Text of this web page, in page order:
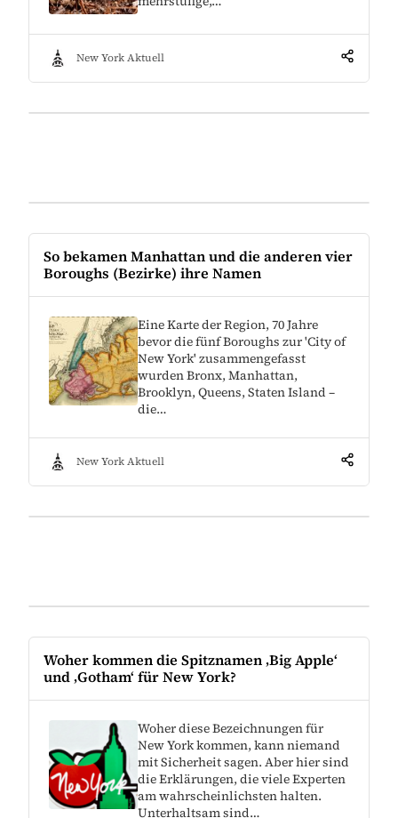
New York Aktuell
So bekamen Manhattan und die anderen vier
Boroughs (Bezirke) ihre Namen
Eine Karte der Region, 70 Jahre
bevor die fünf Boroughs zur 'City of
New York' zusammengefasst
wurden Bronx, Manhattan,
Brooklyn, Queens, Staten Island –
die…
New York Aktuell
Woher kommen die Spitznamen ‚Big Apple‘
und ‚Gotham‘ für New York?
Woher diese Bezeichnungen für
New York kommen, kann niemand
mit Sicherheit sagen. Aber hier sind
die Erklärungen, die viele Experten
am wahrscheinlichsten halten.
Unterhaltsam sind…